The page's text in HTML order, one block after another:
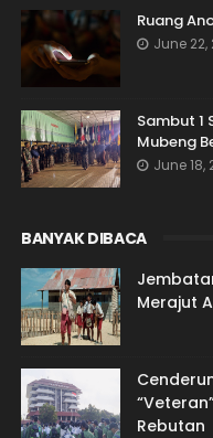
Ruang
June 22,
Sambut 1
Mubeng
June 18,
BANYAK DIBACA
Merajut
Rebutan